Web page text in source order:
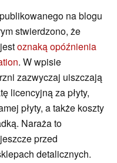
na blogu
stwierdzono, że
oznaką opóźnienia
. W wpisie
zazwyczaj uiszczają
licencyjną za płyty,
płyty, a także koszty
Naraża to
przed
detalicznych.